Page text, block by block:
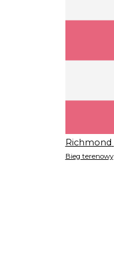
Richmond
Bieg terenowy